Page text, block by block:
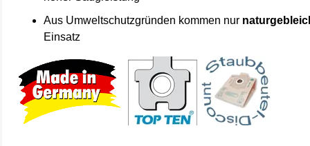
Aus Umweltschutzgründen kommen nur
Einsatz